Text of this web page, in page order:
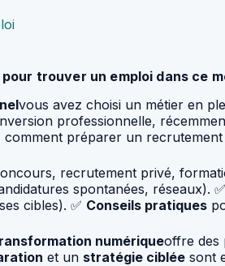
trouver un emploi dans ce
vous avez choisi un métier en
professionnelle,
comment préparer un
recrutement privé,
spontanées, réseaux). ✅
cibles). ✅ Conseils pratiques
numériqueoffre des
et un stratégie ciblée sont